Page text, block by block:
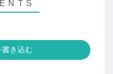
書き込む